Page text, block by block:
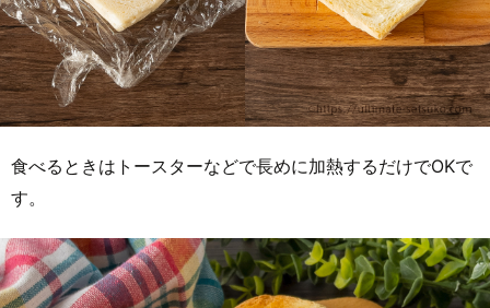
食べるときはトースターなどで長めに加熱するだけでOKで
す。